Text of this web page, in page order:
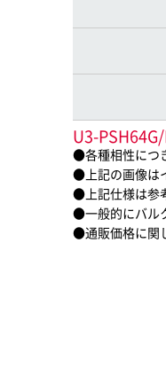
U3-
●各種相性につ
●上記の画像は
●上記仕様は参
●一般的にバル
●通販価格に関